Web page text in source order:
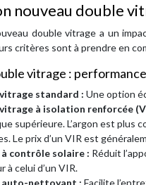
nouveau double
double vitrage a un
critères sont à prendre en
vitrage :
standard : Une option
à isolation renforcée
supérieure. L’argon est plus
Le prix d’un VIR est
contrôle solaire : Réduit
à celui d’un VIR.
nettoyant : Facilite